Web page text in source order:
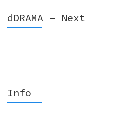
dDRAMA – Next
Info